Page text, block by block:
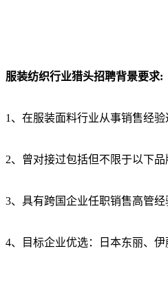
服装纺织行业猎头招聘背景要求:
1、在服装面料行业从事销售经
2、曾对接过包括但不限于以下
3、具有跨国企业任职销售高管经
4、目标企业优选：日本东丽、伊